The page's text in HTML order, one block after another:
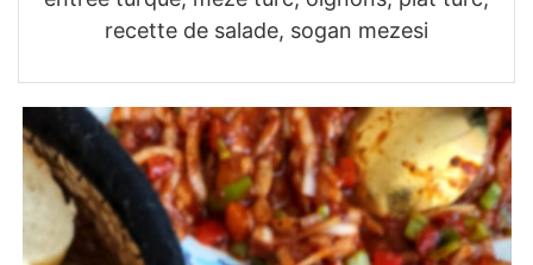
recette de salade, sogan mezesi